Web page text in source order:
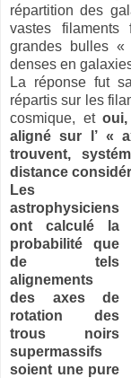
répartition des
vastes filaments
grandes bulles
denses en
La réponse fut
répartis sur les
cosmique, et
aligné sur l’ «
trouvent,
distance
Les
astrophysiciens
ont calculé la
probabilité que
de tels
alignements
des axes de
rotation des
trous noirs
supermassifs
soient une pure